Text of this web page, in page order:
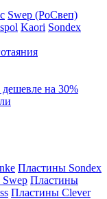
Swep (РоСвеп)
Kaori Sondex
на 30%
Пластины Sondex
Пластины
Пластины Clever